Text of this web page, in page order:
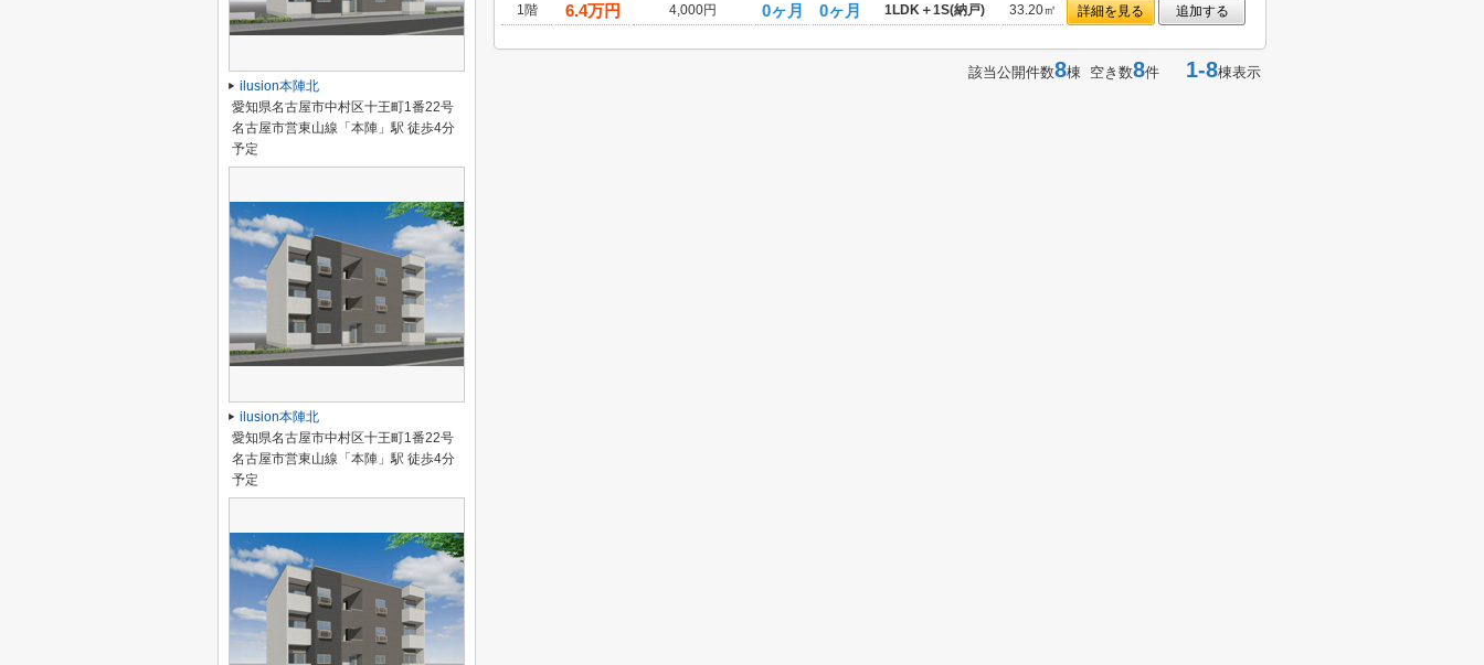
1階
6.4万円 4,000円 0ヶ月 0ヶ月 1LDK＋1S(納戸) 33.20㎡ 詳細を見る 追加する
該当公開件数8棟 空き数8件 1-8棟表示
ilusion本陣北
愛知県名古屋市中村区十王町1番22号
名古屋市営東山線「本陣」駅 徒歩4分
予定
ilusion本陣北
愛知県名古屋市中村区十王町1番22号
名古屋市営東山線「本陣」駅 徒歩4分
予定